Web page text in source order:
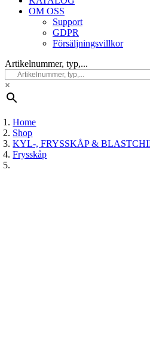
OM OSS
Support
GDPR
Försäljningsvillkor
Artikelnummer, typ,...
×
Home
Shop
KYL-, FRYSSKÅP &
Frysskåp